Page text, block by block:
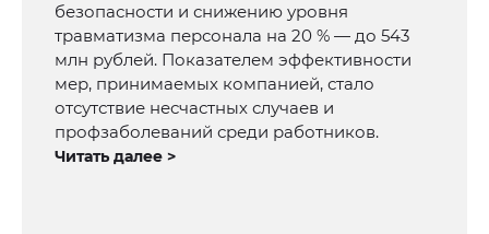
безопасности и снижению уровня
травматизма персонала на 20 % — до 543
млн рублей. Показателем эффективности
мер, принимаемых компанией, стало
отсутствие несчастных случаев и
профзаболеваний среди работников.
Читать далее >